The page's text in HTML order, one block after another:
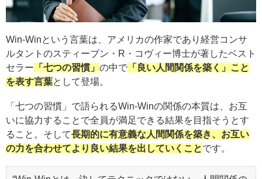
Win-Winという言葉は、アメリカの作家であり経営コンサ
ルタントのスティーブン・R・コヴィー博士が著したベスト
セラー 「七つの習慣」 の中で 「良い人間関係を築く」こと
を表す言葉として登場。
「七つの習慣」で語られるWin-Winの関係の本質は、お互
いに協力することで全員が満足できる結果を目指そうとす
ること。そして長期的に有意義な人間関係を築き、お互い
の力を合わせてより良い結果を出していくことです。